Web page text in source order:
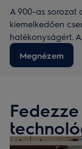
A 900-as sorozat
kiemelkedően
hatékonyságért.
érik be.
Megnézem